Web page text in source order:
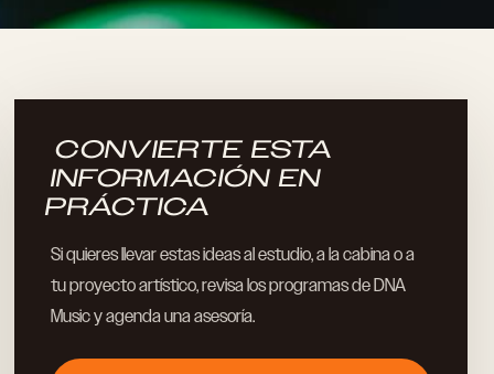
CONVIERTE ESTA
INFORMACIÓN EN
PRÁCTICA
Si quieres llevar estas ideas al estudio, a la cabina o a
tu proyecto artístico, revisa los programas de DNA
Music y agenda una asesoría.